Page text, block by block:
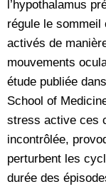
l’hypothalamus
régule le
activés de
mouvements
étude publiée
School of
stress active ces
incontrôlée,
perturbent les
durée des